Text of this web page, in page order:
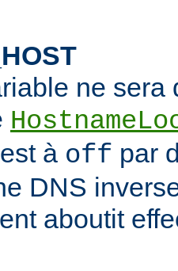
ne sera
à off par
DNS
aboutit